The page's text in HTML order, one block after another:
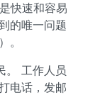
快速和容易
的唯一问题
。
。 工作人员
电话，发邮